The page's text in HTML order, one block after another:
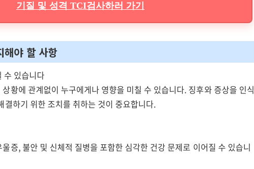
기질 및 성격 TCI검사하러 가기
해야 할 사항
수 있습니다
황에 관계없이 누구에게나 영향을 미칠 수 있습니다. 징후와 증상을 인식
결하기 위한 조치를 취하는 것이 중요합니다.
증, 불안 및 신체적 질병을 포함한 심각한 건강 문제로 이어질 수 있습니